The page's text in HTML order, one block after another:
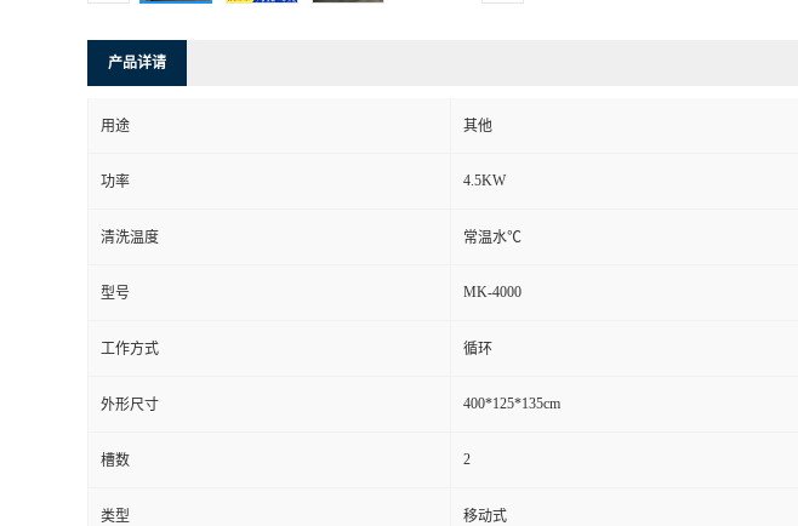
产品详请
用途 其他
功率 4.5KW
清洗温度 常温水℃
型号 MK-4000
工作方式 循环
外形尺寸 400*125*135cm
槽数 2
类型 移动式